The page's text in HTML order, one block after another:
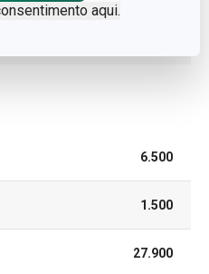
aqui.
6.500
1.500
27.900